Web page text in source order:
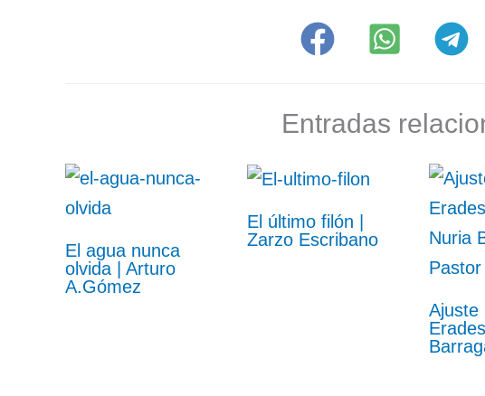
Entradas
El agua nunca
olvida | Arturo
A.Gómez
El último filón |
Zarzo Escribano
Ajuste